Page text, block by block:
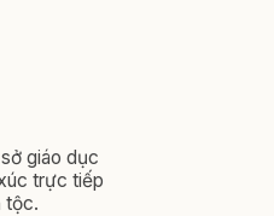
giáo dục
trực tiếp
tộc.